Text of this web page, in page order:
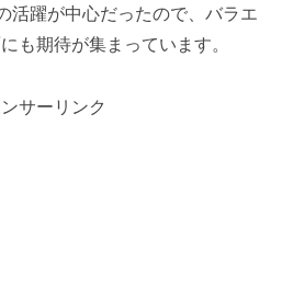
活躍が中心だったので、バラエ
も期待が集まっています。
サーリンク